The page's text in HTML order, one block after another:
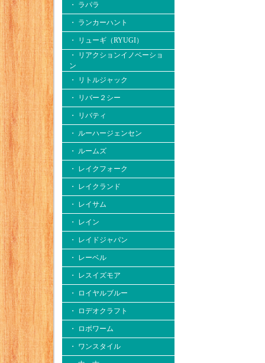
・ ラパラ
・ ランカーハント
・ リューギ（RYUGI）
・ リアクションイノベーショ
ン
・ リトルジャック
・ リバー２シー
・ リバティ
・ ルーハージェンセン
・ ルームズ
・ レイクフォーク
・ レイクランド
・ レイサム
・ レイン
・ レイドジャパン
・ レーベル
・ レスイズモア
・ ロイヤルブルー
・ ロデオクラフト
・ ロボワーム
・ ワンスタイル